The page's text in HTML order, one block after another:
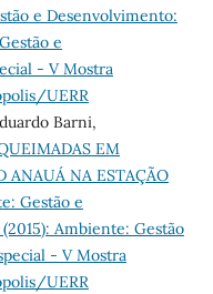
e Desenvolvimento:
e
- V Mostra
UERR
Barni,
EM
ANAUÁ NA ESTAÇÃO
Gestão e
Ambiente: Gestão
- V Mostra
UERR